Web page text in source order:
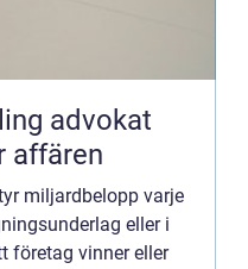
advokat
affären
miljardbelopp varje
eller i
företag vinner eller